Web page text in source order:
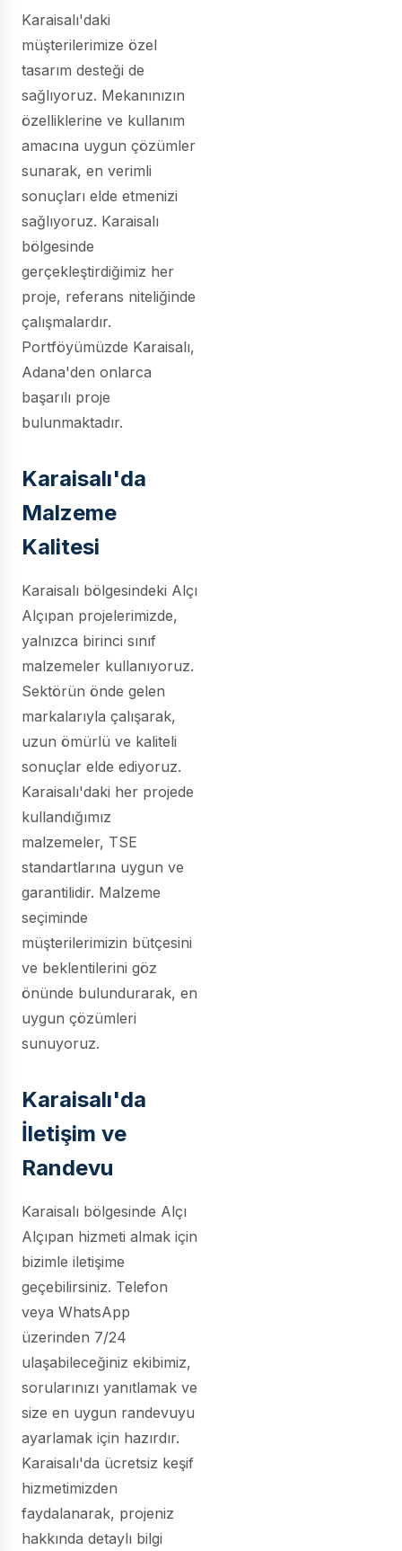
Karaisalı'daki
müşterilerimize özel
tasarım desteği de
sağlıyoruz. Mekanınızın
özelliklerine ve kullanım
amacına uygun çözümler
sunarak, en verimli
sonuçları elde etmenizi
sağlıyoruz. Karaisalı
bölgesinde
gerçekleştirdiğimiz her
proje, referans niteliğinde
çalışmalardır.
Portföyümüzde Karaisalı,
Adana'den onlarca
başarılı proje
bulunmaktadır.
Karaisalı'da
Malzeme
Kalitesi
Karaisalı bölgesindeki Alçı
Alçıpan projelerimizde,
yalnızca birinci sınıf
malzemeler kullanıyoruz.
Sektörün önde gelen
markalarıyla çalışarak,
uzun ömürlü ve kaliteli
sonuçlar elde ediyoruz.
Karaisalı'daki her projede
kullandığımız
malzemeler, TSE
standartlarına uygun ve
garantilidir. Malzeme
seçiminde
müşterilerimizin bütçesini
ve beklentilerini göz
önünde bulundurarak, en
uygun çözümleri
sunuyoruz.
Karaisalı'da
İletişim ve
Randevu
Karaisalı bölgesinde Alçı
Alçıpan hizmeti almak için
bizimle iletişime
geçebilirsiniz. Telefon
veya WhatsApp
üzerinden 7/24
ulaşabileceğiniz ekibimiz,
sorularınızı yanıtlamak ve
size en uygun randevuyu
ayarlamak için hazırdır.
Karaisalı'da ücretsiz keşif
hizmetimizden
faydalanarak, projeniz
hakkında detaylı bilgi